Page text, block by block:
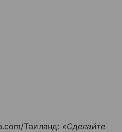
Таиланд: «Сделайте